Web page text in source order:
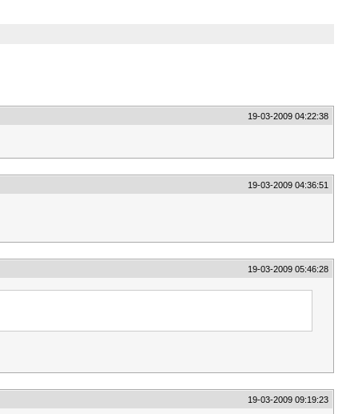
19-03-2009 04:22:38
19-03-2009 04:36:51
19-03-2009 05:46:28
19-03-2009 09:19:23